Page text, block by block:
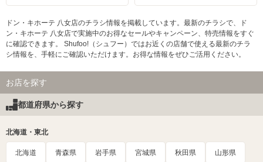
ドン・キホーテ 八女店のチラシ情報を掲載しています。最新のチラシで、ド
ン・キホーテ 八女店で実施中のお得なセールやキャンペーン、特売情報をすぐ
に確認できます。 Shufoo!（シュフー）ではお近くの店舗で使える最新のチラ
シ情報を、手軽にご確認いただけます。お得な情報をぜひご活用ください。
お店を探す
都道府県から探す
北海道・東北
北海道 青森県 岩手県 宮城県 秋田県 山形県